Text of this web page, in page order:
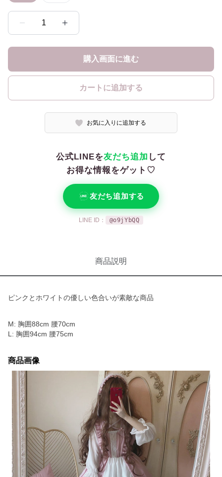
1
購入画面に進む
カートに追加する
お気に入りに追加する
公式LINEを友だち追加 して
お得な情報をゲット♡
友だち追加する
LINE ID： @o9jYbQQ
商品説明
ピンクとホワイトの優しい色合いが素敵な商品
M: 胸囲88cm 腰70cm
L: 胸囲94cm 腰75cm
商品画像